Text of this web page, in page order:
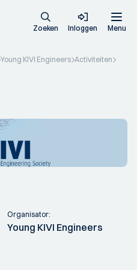
Zoeken Inloggen Menu
Young KIVI Engineers Activiteiten
Organisator:
Young KIVI Engineers